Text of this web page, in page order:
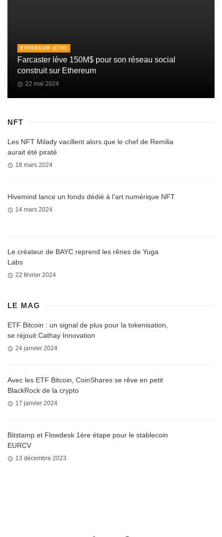
ETHEREUM (ETH)
Farcaster lève 150M$ pour son réseau social
construit sur Ethereum
22 mai 2024
NFT
Les NFT Milady vacillent alors que le chef de Remilia
aurait été piraté
18 mars 2024
Hivemind lance un fonds dédié à l’art numérique NFT
14 mars 2024
Le créateur de BAYC reprend les rênes de Yuga
Labs
22 février 2024
LE MAG
ETF Bitcoin : un signal de plus pour la tokenisation,
se réjouit Cathay Innovation
24 janvier 2024
Avec les ETF Bitcoin, CoinShares se rêve en petit
BlackRock de la crypto
17 janvier 2024
Bitstamp et Flowdesk 1ère étape pour le stablecoin
EURCV
13 décembre 2023